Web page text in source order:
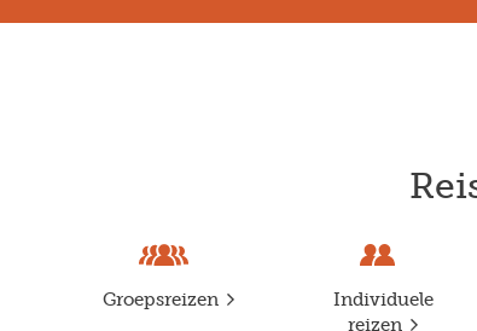
Groepsreizen
Individuele
reizen